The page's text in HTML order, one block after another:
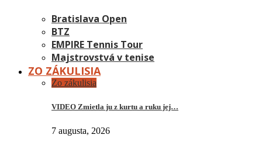
Bratislava Open
BTZ
EMPIRE Tennis Tour
Majstrovstvá v tenise
ZO ZÁKULISIA
Zo zákulisia
VIDEO Zmietla ju z kurtu a ruku jej…
7 augusta, 2026